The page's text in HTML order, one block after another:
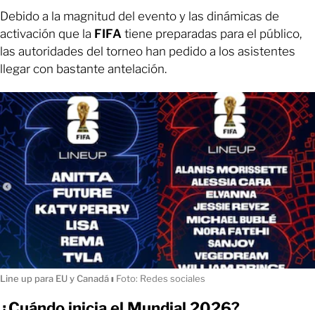
Debido a la magnitud del evento y las dinámicas de
activación que la FIFA tiene preparadas para el público,
las autoridades del torneo han pedido a los asistentes
llegar con bastante antelación.
Line up para EU y Canadáı Foto: Redes sociales